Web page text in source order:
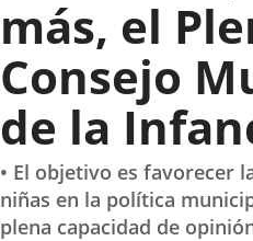
más, el
Consejo
de la
• El objetivo es favorecer
niñas en la política
plena capacidad de